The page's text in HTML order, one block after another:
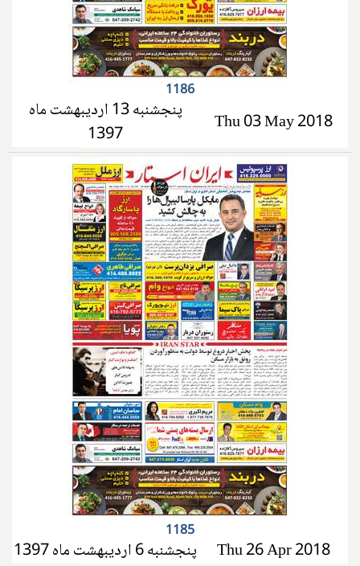
1186
پنجشنبه 13 اردیبهشت ماه
1397
Thu 03 May 2018
1185
پنجشنبه 6 اردیبهشت ماه 1397 Thu 26 Apr 2018